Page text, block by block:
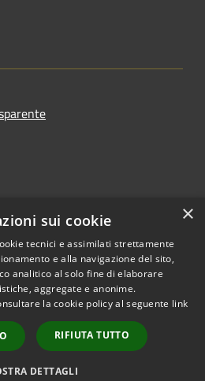
Copyright © 2026 • Comune di
Mussolente • Powered by
Municipium•
Accesso
redazione
×
sui cookie
tecnici e assimilati strettamente
e alla navigazione del sito,
analitico al solo fine di elaborare
aggregate e anonime.
la cookie policy al seguente link
RIFIUTA TUTTO
DETTAGLI